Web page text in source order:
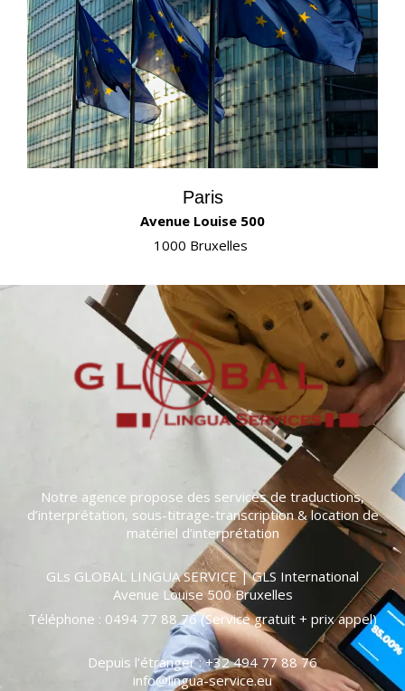
Paris
Avenue Louise 500
1000 Bruxelles
Notre agence propose des services de traductions,
d’interprétation, sous-titrage-transcription & location de
matériel d’interprétation
GLs GLOBAL LINGUA SERVICE | GLS International
Avenue Louise 500 Bruxelles
Téléphone : 0494 77 88 76 (Service gratuit + prix appel)
Depuis l’étranger : +32 494 77 88 76
info@lingua-service.eu